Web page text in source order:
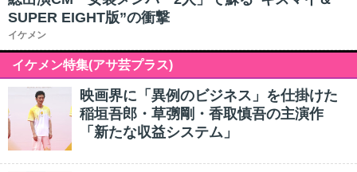
SUPER EIGHT版”の衝撃
イケメン
イケメン特集(アサ芸プラス)
映画界に「異例のビジネス」を仕掛けた
稲垣吾郎・草彅剛・香取慎吾の主演作
「新たな収益システム」